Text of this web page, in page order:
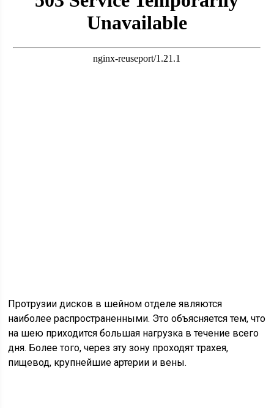
Протрузии дисков в шейном отделе являются
наиболее распространенными. Это объясняется тем, что
на шею приходится большая нагрузка в течение всего
дня. Более того, через эту зону проходят трахея,
пищевод, крупнейшие артерии и вены.